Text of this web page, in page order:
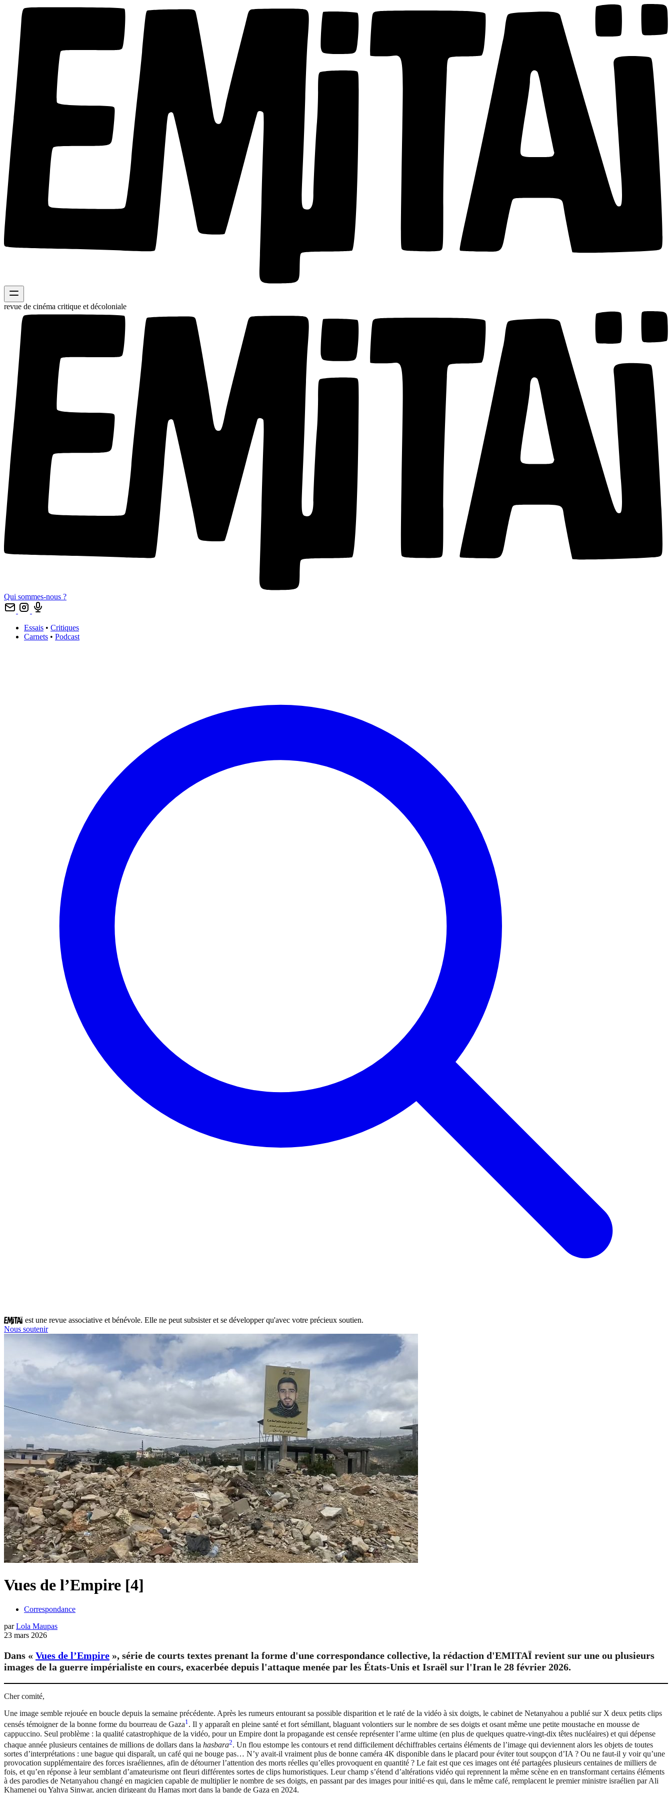
revue de cinéma critique et décoloniale
Qui sommes-nous ?
Essais • Critiques
Carnets • Podcast
est une revue associative et bénévole. Elle ne peut subsister et se développer qu'avec votre précieux soutien.
Nous soutenir
Vues de l’Empire [4]
Correspondance
par Lola Maupas
23 mars 2026
Dans « Vues de l’Empire », série de courts textes prenant la forme d'une correspondance collective, la rédaction d'EMITAÏ revient sur une ou plusieurs
images de la guerre impérialiste en cours, exacerbée depuis l'attaque menée par les États-Unis et Israël sur l'Iran le 28 février 2026.
Cher comité,
Une image semble rejouée en boucle depuis la semaine précédente. Après les rumeurs entourant sa possible disparition et le raté de la vidéo à six doigts, le cabinet de Netanyahou a publié sur X deux petits clips
censés témoigner de la bonne forme du bourreau de Gaza1. Il y apparaît en pleine santé et fort sémillant, blaguant volontiers sur le nombre de ses doigts et osant même une petite moustache en mousse de
cappuccino. Seul problème : la qualité catastrophique de la vidéo, pour un Empire dont la propagande est censée représenter l’arme ultime (en plus de quelques quatre-vingt-dix têtes nucléaires) et qui dépense
chaque année plusieurs centaines de millions de dollars dans la hasbara2. Un flou estompe les contours et rend difficilement déchiffrables certains éléments de l’image qui deviennent alors les objets de toutes
sortes d’interprétations : une bague qui disparaît, un café qui ne bouge pas… N’y avait-il vraiment plus de bonne caméra 4K disponible dans le placard pour éviter tout soupçon d’IA ? Ou ne faut-il y voir qu’une
provocation supplémentaire des forces israéliennes, afin de détourner l’attention des morts réelles qu’elles provoquent en quantité ? Le fait est que ces images ont été partagées plusieurs centaines de milliers de
fois, et qu’en réponse à leur semblant d’amateurisme ont fleuri différentes sortes de clips humoristiques. Leur champ s’étend d’altérations vidéo qui reprennent la même scène en en transformant certains éléments
à des parodies de Netanyahou changé en magicien capable de multiplier le nombre de ses doigts, en passant par des images pour initié·es qui, dans le même café, remplacent le premier ministre israélien par Ali
Khamenei ou Yahya Sinwar, ancien dirigeant du Hamas mort dans la bande de Gaza en 2024.